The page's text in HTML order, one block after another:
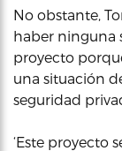
No obstante,
haber ninguna
proyecto
una situación
seguridad
‘Este proyecto